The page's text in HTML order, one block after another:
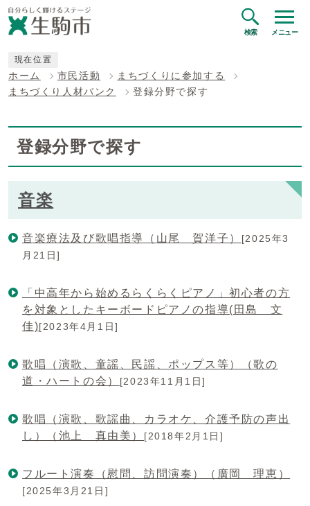
検索 メニュー
現在位置
ホーム 市民活動
まちづくりに参加する
まちづくり人材バンク
登録分野で探す
登録分野で探す
音楽
音楽療法及び歌唱指導（山尾 賀洋子）
[2025年3
月21日]
「中高年から始めるらくらくピアノ」初心者の方
を対象としたキーボードピアノの指導(田島 文
佳)[2023年4月1日]
歌唱（演歌、童謡、民謡、ポップス等）（歌の
道・ハートの会）
[2023年11月1日]
歌唱（演歌、歌謡曲、カラオケ、介護予防の声出
し）（池上 真由美） [2018年2月1日]
フルート演奏（慰問、訪問演奏）（廣岡 理恵）
[2025年3月21日]